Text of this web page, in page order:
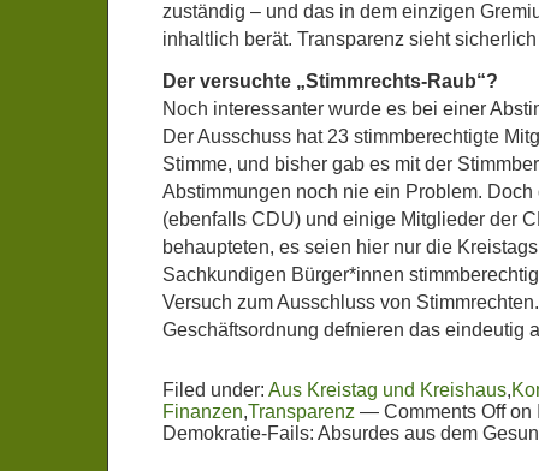
zuständig – und das in dem einzigen
inhaltlich berät. Transparenz sieht
Der versuchte „Stimmrechts-Raub“?
Noch interessanter wurde es bei einer
Der Ausschuss hat 23 stimmberechtigte
Stimme, und bisher gab es mit der
Abstimmungen noch nie ein Problem. Doch
(ebenfalls CDU) und einige Mitglieder der
behaupteten, es seien hier nur die
Sachkundigen Bürger*innen
Versuch zum Ausschluss von
Geschäftsordnung defnieren das eindeutig
Filed under: Aus Kreistag und Kreishaus,
Finanzen,Transparenz — Comments Offon
Demokratie-Fails: Absurdes aus dem